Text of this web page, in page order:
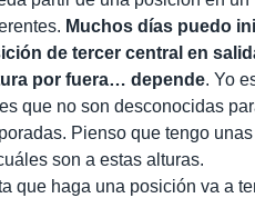
Muchos días puedo
de tercer central en
por fuera… depende. Yo
que no son desconocidas
Pienso que tengo unas
son a estas alturas.
que haga una posición va a